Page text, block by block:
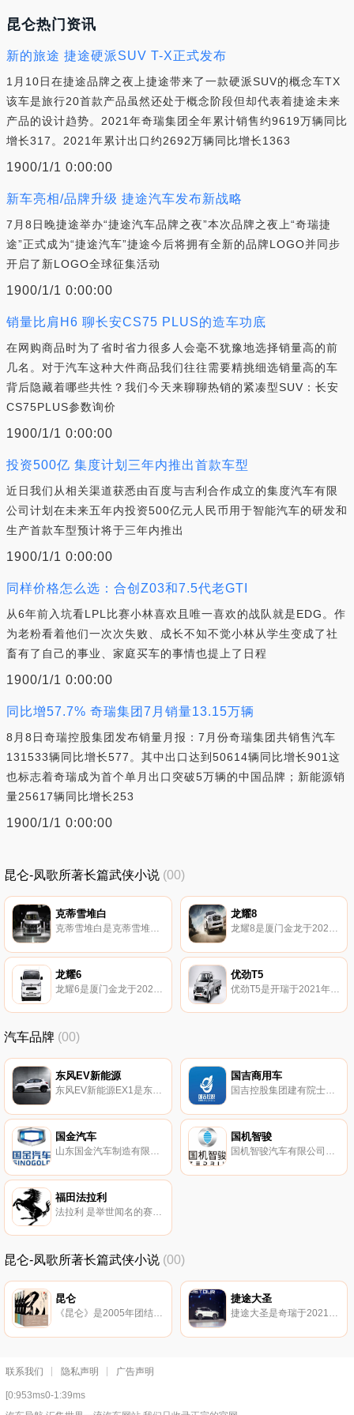
昆仑热门资讯
新的旅途 捷途硬派SUV T-X正式发布
1月10日在捷途品牌之夜上捷途带来了一款硬派SUV的概念车TX
该车是旅行20首款产品虽然还处于概念阶段但却代表着捷途未来
产品的设计趋势。2021年奇瑞集团全年累计销售约9619万辆同比
增长317。2021年累计出口约2692万辆同比增长1363
1900/1/1 0:00:00
新车亮相/品牌升级 捷途汽车发布新战略
7月8日晚捷途举办“捷途汽车品牌之夜”本次品牌之夜上“奇瑞捷
途”正式成为“捷途汽车”捷途今后将拥有全新的品牌LOGO并同步
开启了新LOGO全球征集活动
1900/1/1 0:00:00
销量比肩H6 聊长安CS75 PLUS的造车功底
在网购商品时为了省时省力很多人会毫不犹豫地选择销量高的前
几名。对于汽车这种大件商品我们往往需要精挑细选销量高的车
背后隐藏着哪些共性？我们今天来聊聊热销的紧凑型SUV：长安
CS75PLUS参数询价
1900/1/1 0:00:00
投资500亿 集度计划三年内推出首款车型
近日我们从相关渠道获悉由百度与吉利合作成立的集度汽车有限
公司计划在未来五年内投资500亿元人民币用于智能汽车的研发和
生产首款车型预计将于三年内推出
1900/1/1 0:00:00
同样价格怎么选：合创Z03和7.5代老GTI
从6年前入坑看LPL比赛小林喜欢且唯一喜欢的战队就是EDG。作
为老粉看着他们一次次失败、成长不知不觉小林从学生变成了社
畜有了自己的事业、家庭买车的事情也提上了日程
1900/1/1 0:00:00
同比增57.7% 奇瑞集团7月销量13.15万辆
8月8日奇瑞控股集团发布销量月报：7月份奇瑞集团共销售汽车
131533辆同比增长577。其中出口达到50614辆同比增长901这
也标志着奇瑞成为首个单月出口突破5万辆的中国品牌；新能源销
量25617辆同比增长253
1900/1/1 0:00:00
昆仑-凤歌所著长篇武侠小说 (00)
克蒂雪堆白
克蒂雪堆白是克蒂雪堆白于2021年发布的车型。
龙耀8
龙耀8是厦门金龙于2020年发布的车型。
龙耀6 优劲T5
汽车品牌 (00)
东风EV新能源
东风EV新能源EX1是东风汽车于2022年发布的汽车。
国吉商用车
国吉控股集团建有院士创新工作站，国吉控股集团是以大健康产业为主投资对象的多元化集团，
国金汽车
山东国金汽车制造有限公司，于2016年01月13日在淄博市工商行政管理局高新区分局登记成立。
国机智骏
国机智骏汽车有限公司（以下简称‘国机智骏’）成立于2017年 注册资本8亿元。
福田法拉利
法拉利 是举世闻名的赛车和运动跑车的生产厂家，总部位于意大利马拉内罗（Maranello）。
昆仑-凤歌所著长篇武侠小说 (00)
昆仑
《昆仑》是2005年团结出版社首次出版的武侠小说，作者是凤歌。
捷途大圣
捷途大圣是奇瑞于2021年发布的车型，大圣是捷途汽车昆仑架构的首款产品，定位于紧凑型SUV，
联系我们 隐私声明 广告声明
[0:953ms0-1:39ms